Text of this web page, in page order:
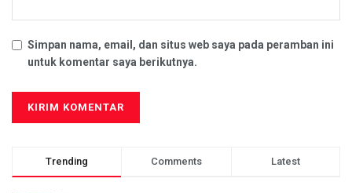
Simpan nama, email, dan situs web saya pada peramban ini
untuk komentar saya berikutnya.
Trending Comments Latest